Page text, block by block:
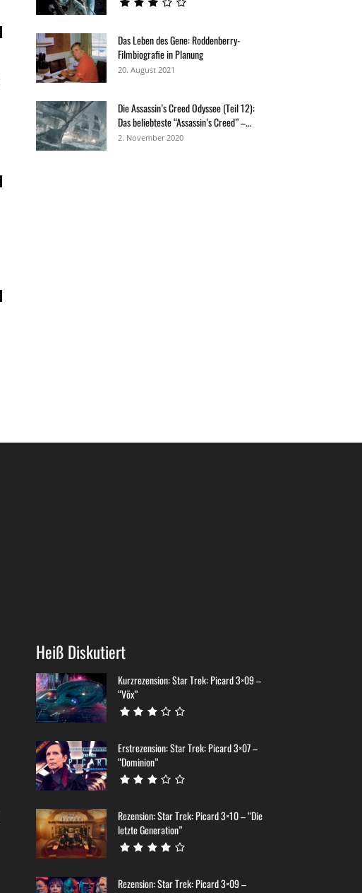
Das Leben des Gene: Roddenberry-
Filmbiografie in Planung
20. August 2021
Die Assassin’s Creed Odyssee (Teil 12):
Das beliebteste “Assassin’s Creed” –...
2. November 2020
Heiß Diskutiert
Kurzrezension: Star Trek: Picard 3×09 –
“Võx”
Erstrezension: Star Trek: Picard 3×07 –
“Dominion”
Rezension: Star Trek: Picard 3×10 – “Die
letzte Generation”
Rezension: Star Trek: Picard 3×09 –